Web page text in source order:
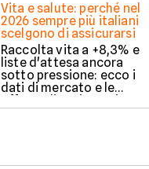
Vita e salute: perché nel
2026 sempre più italiani
scelgono di assicurarsi
Raccolta vita a +8,3% e
liste d'attesa ancora
sotto pressione: ecco i
dati di mercato e le
offerte di assicurazione
vita e salute disponibili